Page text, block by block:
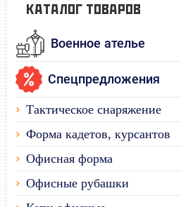
КАТАЛОГ ТОВАРОВ
Военное ателье
Спецпредложения
Тактическое снаряжение
Форма кадетов, курсантов
Офисная форма
Офисные рубашки